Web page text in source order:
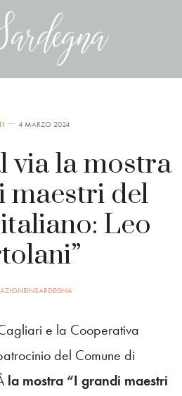
4 MARZO 2024
via la mostra
maestri del
Leo
e la Cooperativa
del Comune di
la mostra “I grandi maestri